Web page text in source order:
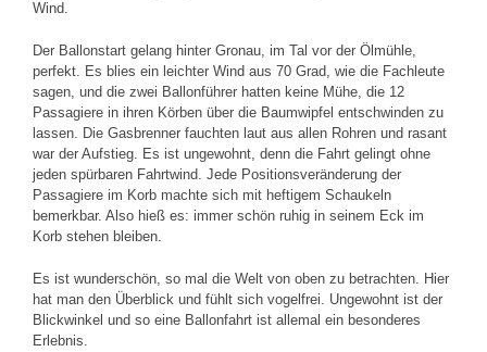
Wind.
Der Ballonstart gelang hinter Gronau, im Tal vor der Ölmühle,
perfekt. Es blies ein leichter Wind aus 70 Grad, wie die Fachleute
sagen, und die zwei Ballonführer hatten keine Mühe, die 12
Passagiere in ihren Körben über die Baumwipfel entschwinden zu
lassen. Die Gasbrenner fauchten laut aus allen Rohren und rasant
war der Aufstieg. Es ist ungewohnt, denn die Fahrt gelingt ohne
jeden spürbaren Fahrtwind. Jede Positionsveränderung der
Passagiere im Korb machte sich mit heftigem Schaukeln
bemerkbar. Also hieß es: immer schön ruhig in seinem Eck im
Korb stehen bleiben.
Es ist wunderschön, so mal die Welt von oben zu betrachten. Hier
hat man den Überblick und fühlt sich vogelfrei. Ungewohnt ist der
Blickwinkel und so eine Ballonfahrt ist allemal ein besonderes
Erlebnis.